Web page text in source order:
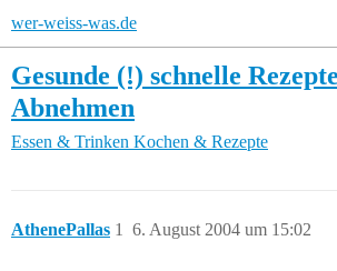
wer-weiss-was.de
Gesunde (!) schnelle
Abnehmen
Essen & Trinken Kochen & Rezepte
AthenePallas 6. August 2004 um 15:02
1